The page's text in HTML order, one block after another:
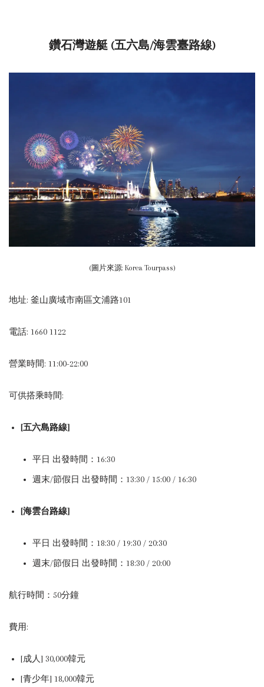
鑽石灣遊艇 (五六島/海雲臺路線)
(圖片來源: Korea Tourpass)
地址: 釜山廣域市南區文浦路101
電話: 1660 1122
營業時間: 11:00-22:00
可供搭乘時間:
[五六島路線]
平日 出發時間：16:30
週末/節假日 出發時間：13:30 / 15:00 / 16:30
[海雲台路線]
平日 出發時間：18:30 / 19:30 / 20:30
週末/節假日 出發時間：18:30 / 20:00
航行時間：50分鐘
費用:
[成人] 30,000韓元
[青少年] 18,000韓元